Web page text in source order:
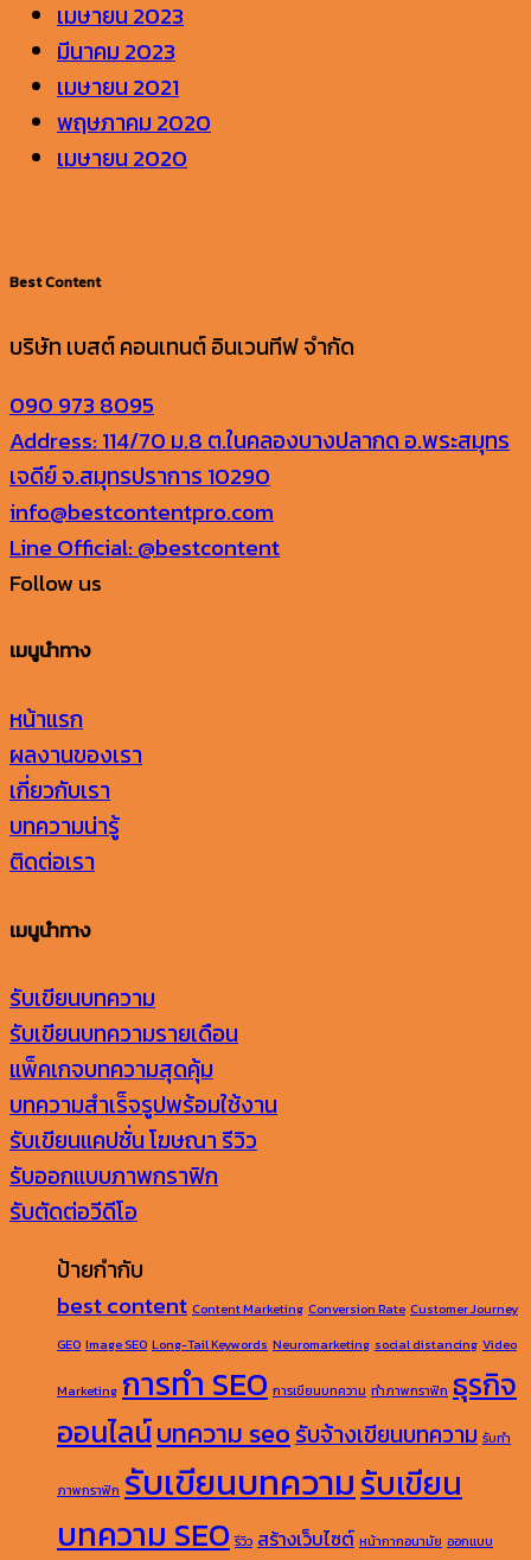
เมษายน 2023
มีนาคม 2023
เมษายน 2021
พฤษภาคม 2020
เมษายน 2020
Best Content
บริษัท เบสต์ คอนเทนต์ อินเวนทีฟ จำกัด
090 973 8095
Address: 114/70 ม.8 ต.ในคลองบางปลากด อ.พระสมุทร
เจดีย์ จ.สมุทรปราการ 10290
info@bestcontentpro.com
Line Official: @bestcontent
Follow us
เมนูนำทาง
หน้าแรก
ผลงานของเรา
เกี่ยวกับเรา
บทความน่ารู้
ติดต่อเรา
เมนูนำทาง
รับเขียนบทความ
รับเขียนบทความรายเดือน
แพ็คเกจบทความสุดคุ้ม
บทความสำเร็จรูปพร้อมใช้งาน
รับเขียนแคปชั่น โฆษณา รีวิว
รับออกแบบภาพกราฟิก
รับตัดต่อวีดีโอ
ป้ายกำกับ
best content Content Marketing Conversion Rate Customer Journey
GEO Image SEO Long-Tail Keywords Neuromarketing social distancing Video
Marketing การทำ SEO การเขียนบทความ ทำภาพกราฟิก ธุรกิจ
ออนไลน์บทความ seoรับจ้างเขียนบทความ รับทำ
ภาพกราฟิก รับเขียนบทความรับเขียน
บทความ SEO รีวิว สร้างเว็บไซต์ หน้ากากอนามัย ออกแบบ